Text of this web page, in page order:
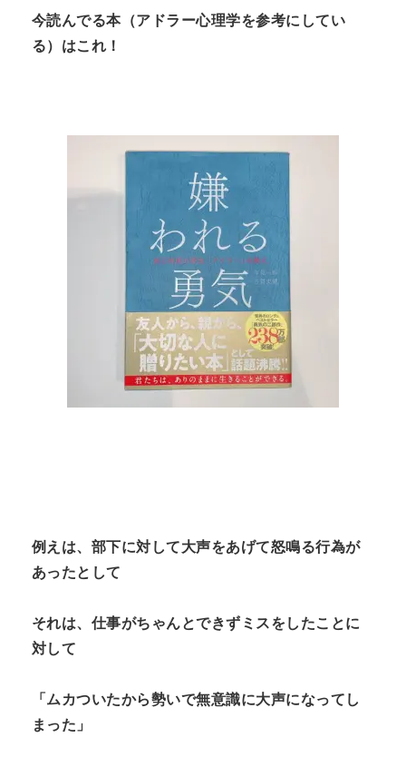
今読んでる本（アドラー心理学を参考にしてい
る）はこれ！
例えは、部下に対して大声をあげて怒鳴る行為が
あったとして
それは、仕事がちゃんとできずミスをしたことに
対して
「ムカついたから勢いで無意識に大声になってし
まった」